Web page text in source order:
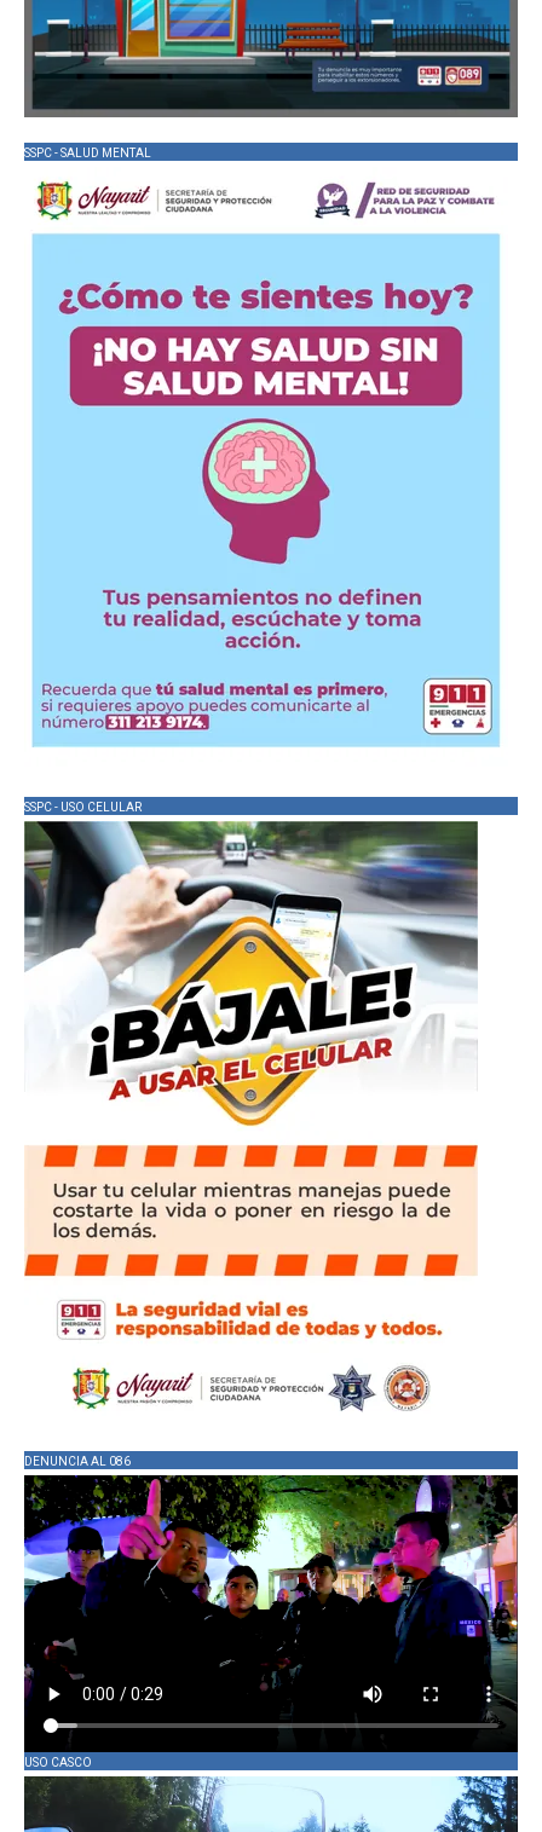
SSPC - SALUD MENTAL
SSPC - USO CELULAR
DENUNCIA AL 086
USO CASCO